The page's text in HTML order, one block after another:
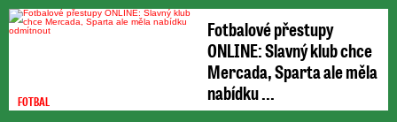
FOTBAL
Fotbalové přestupy
ONLINE: Slavný klub chce
Mercada, Sparta ale měla
nabídku ...